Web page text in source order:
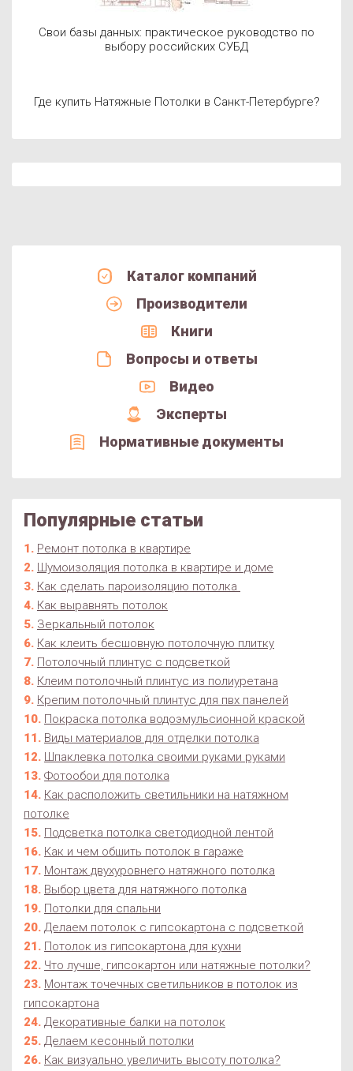
Свои базы данных: практическое руководство по
выбору российских СУБД
Где купить Натяжные Потолки в Санкт-Петербурге?
Каталог компаний
Производители
Книги
Вопросы и ответы
Видео
Эксперты
Нормативные документы
Популярные статьи
Ремонт потолка в квартире
Шумоизоляция потолка в квартире и доме
Как сделать пароизоляцию потолка
Как выравнять потолок
Зеркальный потолок
Как клеить бесшовную потолочную плитку
Потолочный плинтус с подсветкой
Клеим потолочный плинтус из полиуретана
Крепим потолочный плинтус для пвх панелей
Покраска потолка водоэмульсионной краской
Виды материалов для отделки потолка
Шпаклевка потолка своими руками руками
Фотообои для потолка
Как расположить светильники на натяжном
потолке
Подсветка потолка светодиодной лентой
Как и чем обшить потолок в гараже
Монтаж двухуровнего натяжного потолка
Выбор цвета для натяжного потолка
Потолки для спальни
Делаем потолок с гипсокартона с подсветкой
Потолок из гипсокартона для кухни
Что лучше, гипсокартон или натяжные потолки?
Монтаж точечных светильников в потолок из
гипсокартона
Декоративные балки на потолок
Делаем кесонный потолки
Как визуально увеличить высоту потолка?